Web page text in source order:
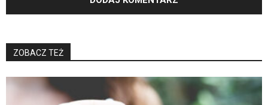
ZOBACZ TEŻ